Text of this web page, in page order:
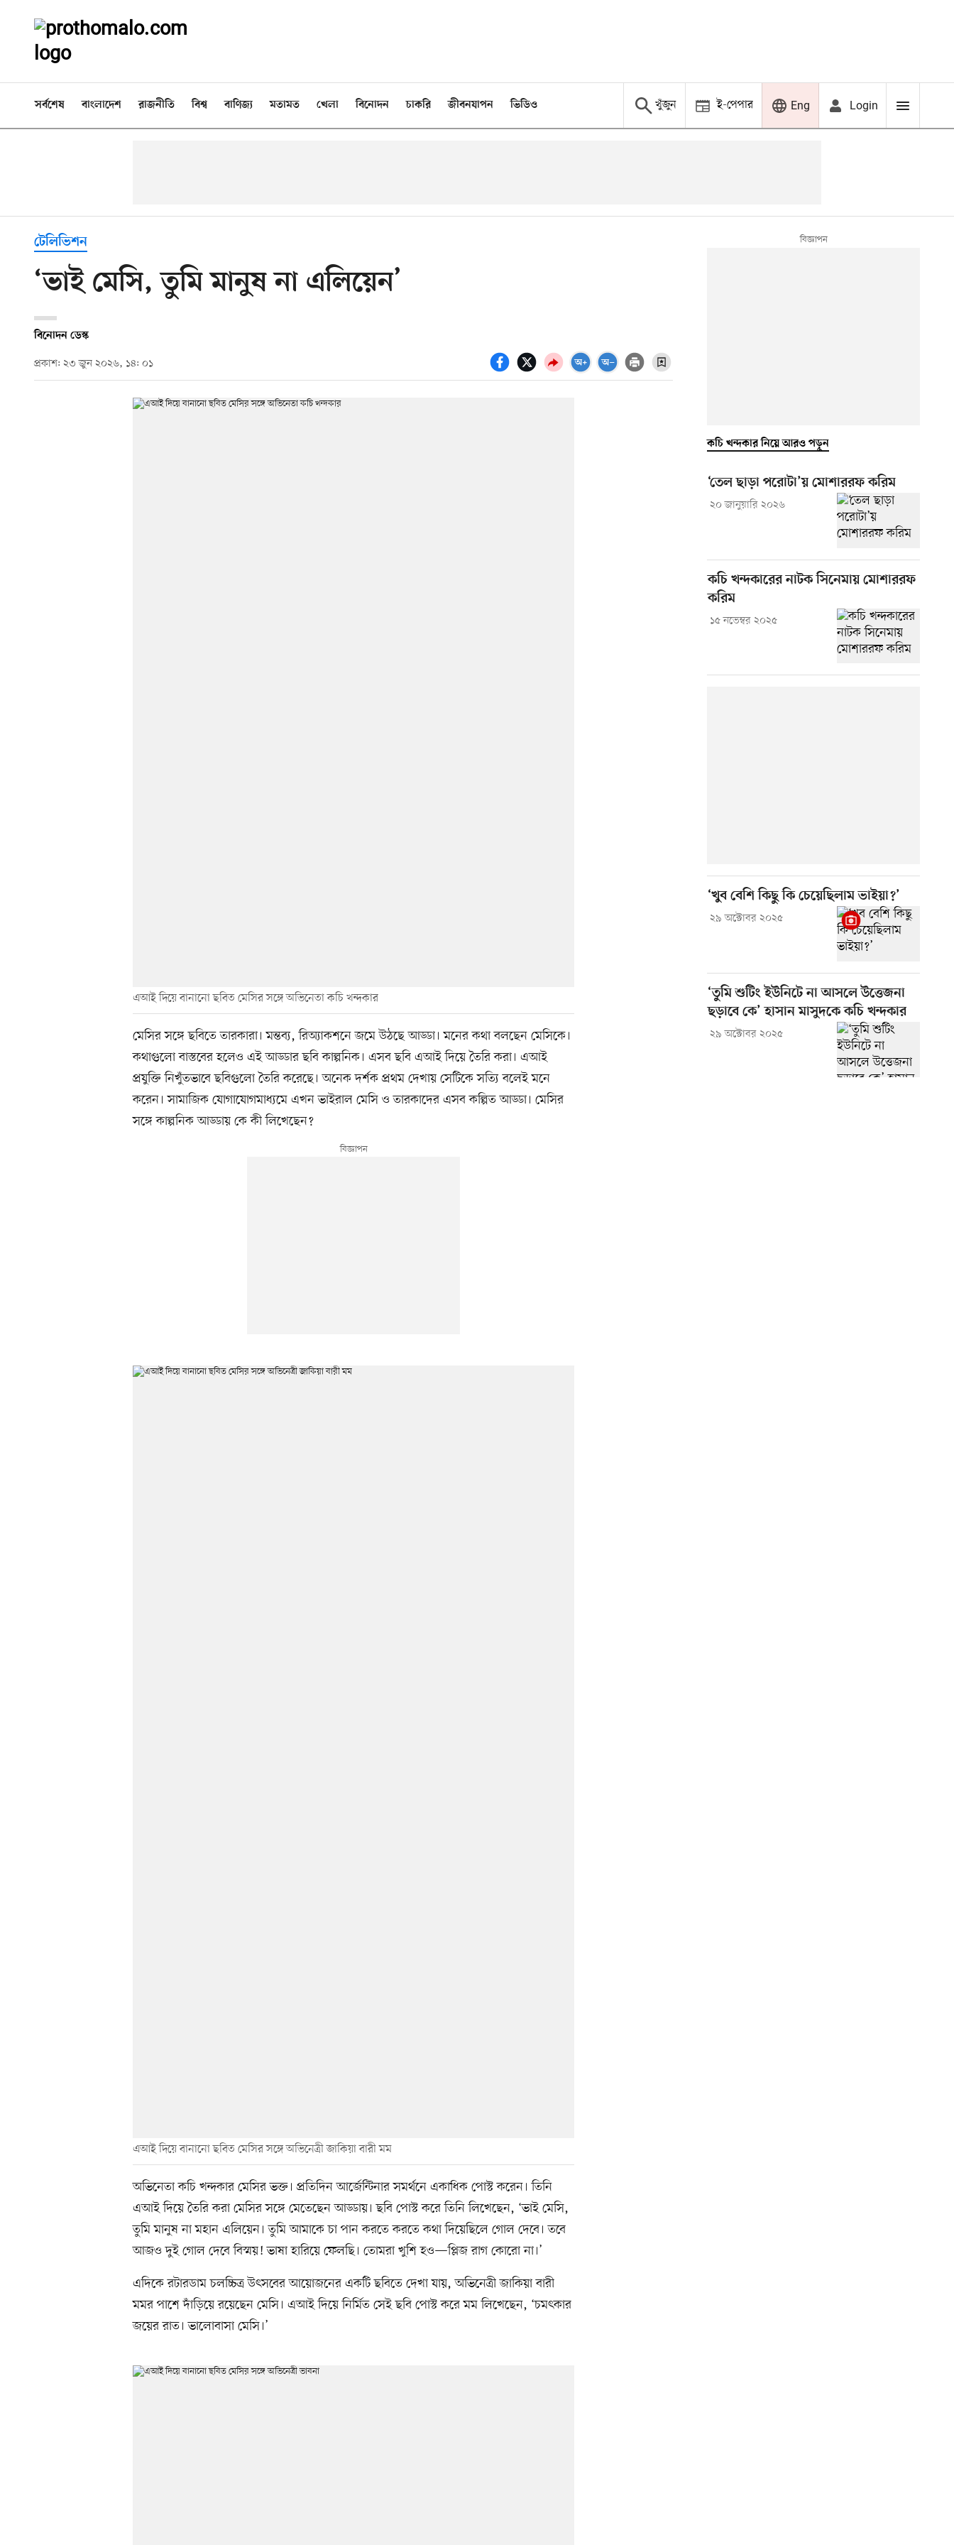
সর্বশেষ বাংলাদেশ রাজনীতি বিশ্ব বাণিজ্য মতামত খেলা বিনোদন চাকরি জীবনযাপন ভিডিও খুঁজুন ই-পেপার Eng Login
টেলিভিশন
‘ভাই মেসি, তুমি মানুষ না এলিয়েন’
বিনোদন ডেস্ক
প্রকাশ: ২৩ জুন ২০২৬, ১৪: ০১
এআই দিয়ে বানানো ছবিত মেসির সঙ্গে অভিনেতা কচি খন্দকার
মেসির সঙ্গে ছবিতে তারকারা। মন্তব্য, রিঅ্যাকশনে জমে উঠছে আড্ডা। মনের কথা বলছেন মেসিকে।
কথাগুলো বাস্তবের হলেও এই আড্ডার ছবি কাল্পনিক। এসব ছবি এআই দিয়ে তৈরি করা। এআই
প্রযুক্তি নিখুঁতভাবে ছবিগুলো তৈরি করেছে। অনেক দর্শক প্রথম দেখায় সেটিকে সত্যি বলেই মনে
করেন। সামাজিক যোগাযোগমাধ্যমে এখন ভাইরাল মেসি ও তারকাদের এসব কল্পিত আড্ডা। মেসির
সঙ্গে কাল্পনিক আড্ডায় কে কী লিখেছেন?
এআই দিয়ে বানানো ছবিত মেসির সঙ্গে অভিনেত্রী জাকিয়া বারী মম
অভিনেতা কচি খন্দকার মেসির ভক্ত। প্রতিদিন আর্জেন্টিনার সমর্থনে একাধিক পোস্ট করেন। তিনি
এআই দিয়ে তৈরি করা মেসির সঙ্গে মেতেছেন আড্ডায়। ছবি পোস্ট করে তিনি লিখেছেন, ‘ভাই মেসি,
তুমি মানুষ না মহান এলিয়েন। তুমি আমাকে চা পান করতে করতে কথা দিয়েছিলে গোল দেবে। তবে
আজও দুই গোল দেবে বিস্ময়! ভাষা হারিয়ে ফেলছি। তোমরা খুশি হও—প্লিজ রাগ কোরো না।’
এদিকে রটারডাম চলচ্চিত্র উৎসবের আয়োজনের একটি ছবিতে দেখা যায়, অভিনেত্রী জাকিয়া বারী
মমর পাশে দাঁড়িয়ে রয়েছেন মেসি। এআই দিয়ে নির্মিত সেই ছবি পোস্ট করে মম লিখেছেন, ‘চমৎকার
জয়ের রাত। ভালোবাসা মেসি।’
কচি খন্দকার নিয়ে আরও পড়ুন
‘তেল ছাড়া পরোটা’য় মোশাররফ করিম
২০ জানুয়ারি ২০২৬
কচি খন্দকারের নাটক সিনেমায় মোশাররফ
করিম
১৫ নভেম্বর ২০২৫
‘খুব বেশি কিছু কি চেয়েছিলাম ভাইয়া?’
২৯ অক্টোবর ২০২৫
‘তুমি শুটিং ইউনিটে না আসলে উত্তেজনা
ছড়াবে কে’ হাসান মাসুদকে কচি খন্দকার
২৯ অক্টোবর ২০২৫